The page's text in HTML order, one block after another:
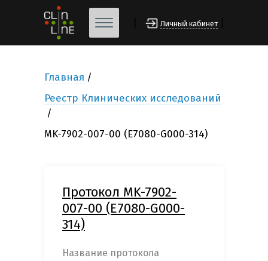
Личный кабинет
Главная
Реестр Клинических исследований
MK-7902-007-00 (E7080-G000-314)
Протокол MK-7902-
007-00 (E7080-G000-
314)
Название протокола